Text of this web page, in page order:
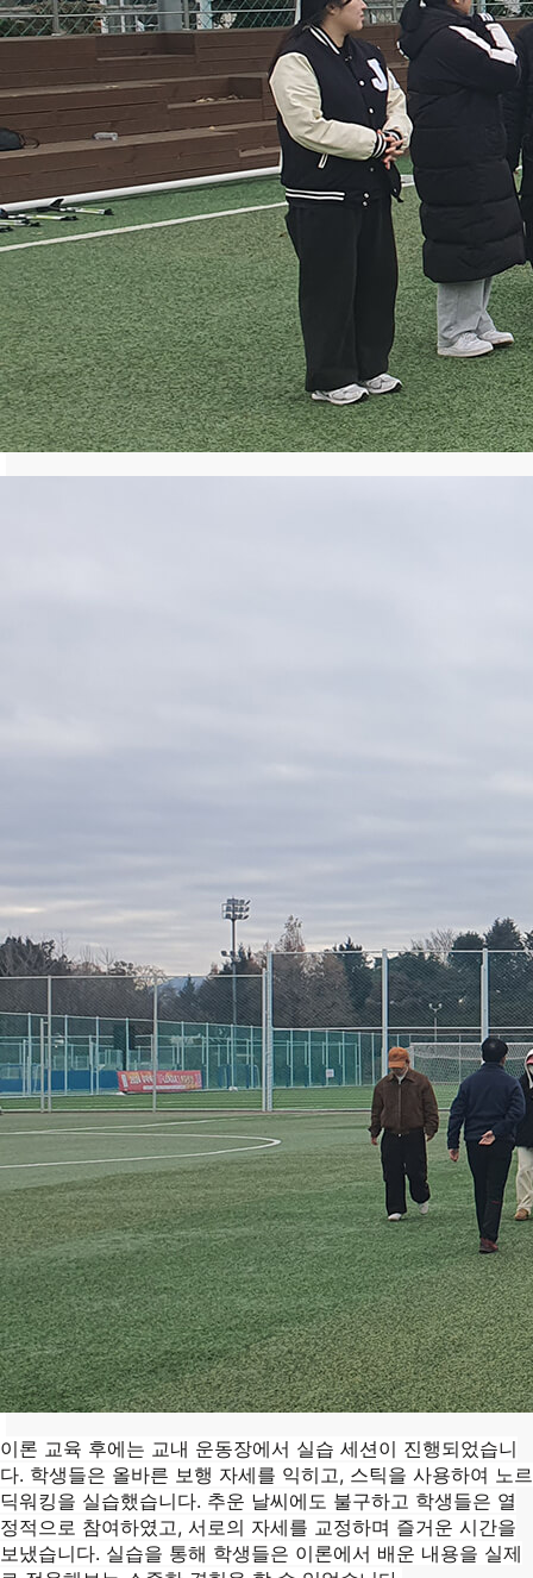
이론 교육 후에는 교내 운동장에서 실습 세션이 진행되었습니
다. 학생들은 올바른 보행 자세를 익히고, 스틱을 사용하여 노르
딕워킹을 실습했습니다. 추운 날씨에도 불구하고 학생들은 열
정적으로 참여하였고, 서로의 자세를 교정하며 즐거운 시간을
보냈습니다. 실습을 통해 학생들은 이론에서 배운 내용을 실제